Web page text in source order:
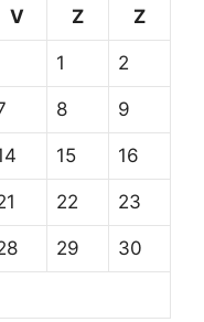
V Z Z
1 2
8 9
15 16
22 23
29 30